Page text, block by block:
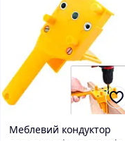
Меблевий кондуктор